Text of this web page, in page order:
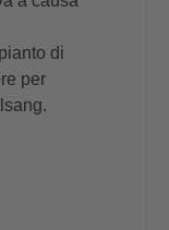
di
per